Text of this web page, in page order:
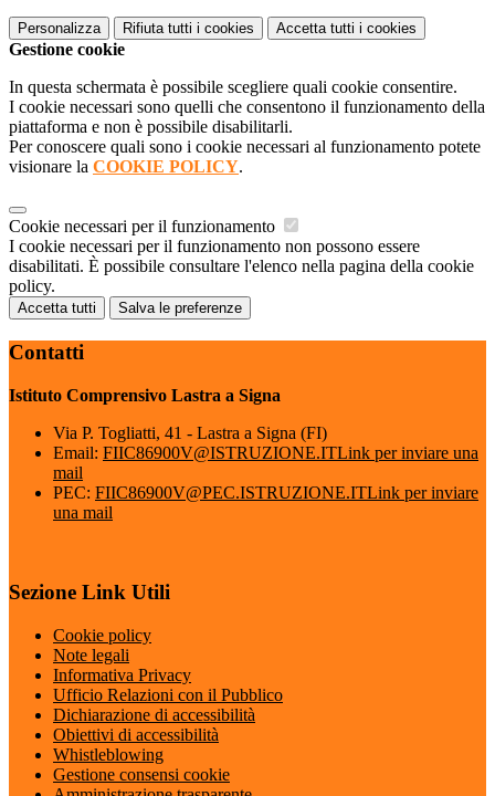
Personalizza Rifiuta tutti i cookies Accetta tutti i cookies
Gestione cookie
In questa schermata è possibile scegliere quali cookie consentire.
I cookie necessari sono quelli che consentono il funzionamento della
piattaforma e non è possibile disabilitarli.
Per conoscere quali sono i cookie necessari al funzionamento potete
visionare la COOKIE POLICY.
Cookie necessari per il funzionamento
I cookie necessari per il funzionamento non possono essere
disabilitati. È possibile consultare l'elenco nella pagina della cookie
policy.
Accetta tutti Salva le preferenze
Contatti
Istituto Comprensivo Lastra a Signa
Via P. Togliatti, 41 - Lastra a Signa (FI)
Email: FIIC86900V@ISTRUZIONE.ITLink per inviare una
mail
PEC: FIIC86900V@PEC.ISTRUZIONE.ITLink per inviare
una mail
Sezione Link Utili
Cookie policy
Note legali
Informativa Privacy
Ufficio Relazioni con il Pubblico
Dichiarazione di accessibilità
Obiettivi di accessibilità
Whistleblowing
Gestione consensi cookie